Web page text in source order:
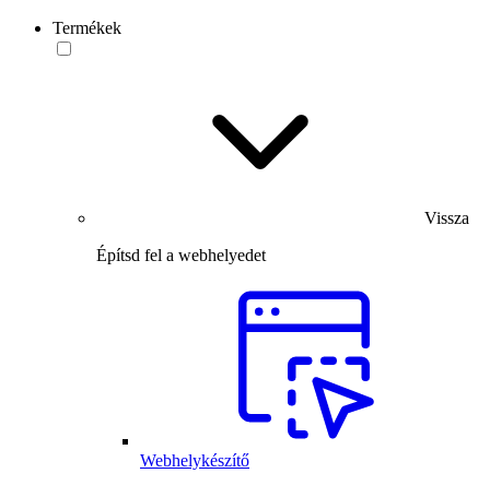
Termékek
Vissza
Építsd fel a webhelyedet
Webhelykészítő